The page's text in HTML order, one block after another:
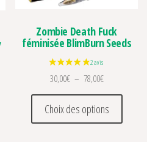
: 37,00€ à 108,00€
a plusieurs variations. Les
Zombie Death Fuck
féminisée BlimBurn Seeds
30,00€ – 78,00€Plage de prix
Choix des options
Ce